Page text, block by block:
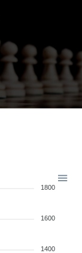
1800
1600
1400